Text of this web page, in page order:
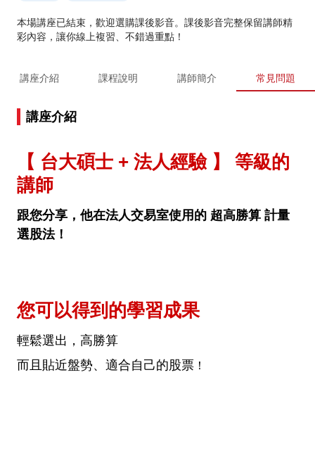
本場講座已結束，歡迎選購課後影音。課後影音完整保留講師精
彩內容，讓你線上複習、不錯過重點！
講座介紹 課程說明 講師簡介 常見問題
講座介紹
【 台大碩士 + 法人經驗 】 等級的
講師
跟您分享，他在法人交易室使用的 超高勝算 計量
選股法！
您可以得到的學習成果
輕鬆選出，高勝算
而且貼近盤勢、適合自己的股票 ！